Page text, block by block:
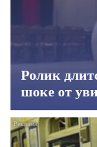
Ролик
шоке от